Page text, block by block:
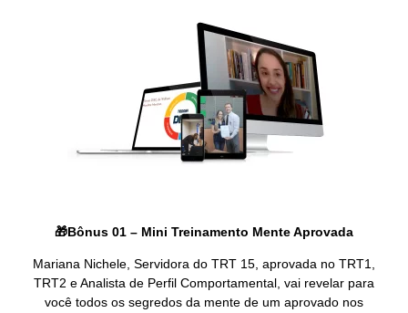
🎁Bônus 01 – Mini Treinamento Mente Aprovada
Mariana Nichele, Servidora do TRT 15, aprovada no TRT1,
TRT2 e Analista de Perfil Comportamental, vai revelar para
você todos os segredos da mente de um aprovado nos